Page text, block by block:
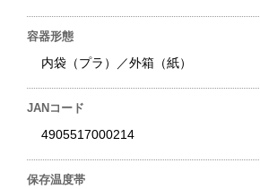
容器形態
内袋（プラ）／外箱（紙）
JANコード
4905517000214
保存温度帯